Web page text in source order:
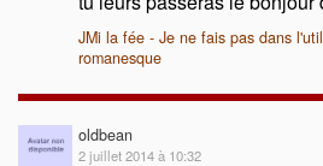
JMi la fée - Je ne fais pas dans
romanesque
oldbean
2 juillet 2014 à 10:32